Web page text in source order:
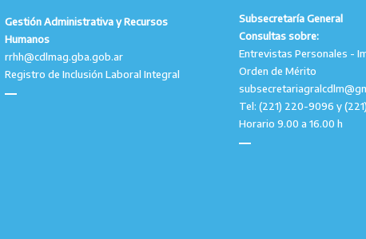
Gestión Administrativa y Recursos
Humanos
rrhh@cdlmag.gba.gob.ar
Registro de Inclusión Laboral Integral
Subsecretaría General
Consultas sobre:
Entrevistas Personales -
Orden de Mérito
Tel: (221) 220-9096 y
Horario 9.00 a 16.00 h